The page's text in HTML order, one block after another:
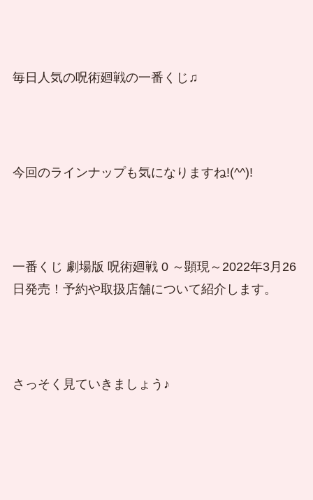
毎日人気の呪術廻戦の一番くじ♫
今回のラインナップも気になりますね!(^^)!
一番くじ 劇場版 呪術廻戦 0 ～顕現～2022年3月26
日発売！予約や取扱店舗について紹介します。
さっそく見ていきましょう♪